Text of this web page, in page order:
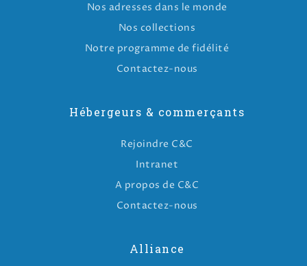
Nos adresses dans le monde
Nos collections
Notre programme de fidélité
Contactez-nous
Hébergeurs & commerçants
Rejoindre C&C
Intranet
A propos de C&C
Contactez-nous
Alliance